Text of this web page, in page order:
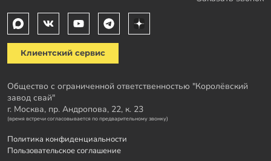
Клиентский сервис
Общество с ограниченной ответственностью "Королёвский
завод свай"
г. Москва, пр. Андропова, 22, к. 23
(время встречи согласовывается по предварительному звонку)
Политика конфиденциальности
Пользовательское соглашение